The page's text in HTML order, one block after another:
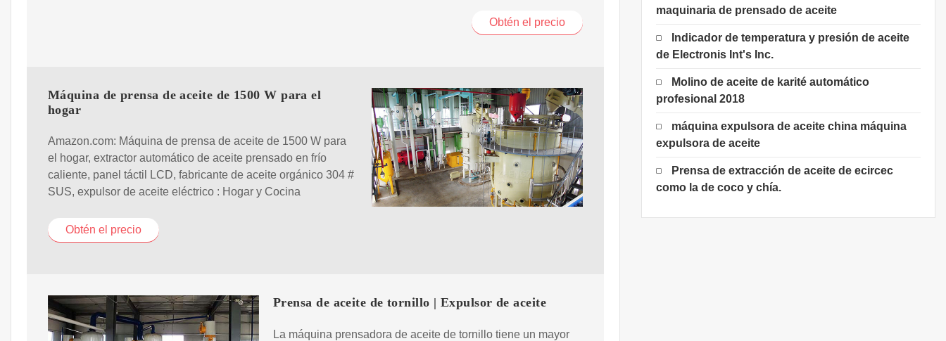
Obtén el precio
Máquina de prensa de aceite de 1500 W para el
hogar
Amazon.com: Máquina de prensa de aceite de 1500 W para
el hogar, extractor automático de aceite prensado en frío
caliente, panel táctil LCD, fabricante de aceite orgánico 304 #
SUS, expulsor de aceite eléctrico : Hogar y Cocina
Obtén el precio
Prensa de aceite de tornillo | Expulsor de aceite
La máquina prensadora de aceite de tornillo tiene un mayor
maquinaria de prensado de aceite
Indicador de temperatura y presión de aceite
de Electronis Int's Inc.
Molino de aceite de karité automático
profesional 2018
máquina expulsora de aceite china máquina
expulsora de aceite
Prensa de extracción de aceite de ecircec
como la de coco y chía.